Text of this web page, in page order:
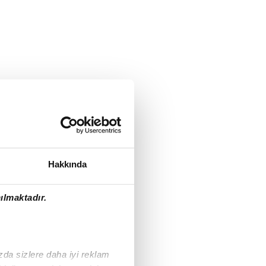
Hakkında
sizlere daha iyi reklam